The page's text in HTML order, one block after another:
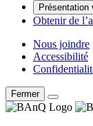
Présentation
Obtenir de
Nous joindre
Accessibilité
Fermer